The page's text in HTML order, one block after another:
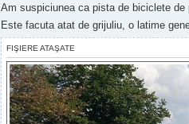
Am suspiciunea ca pista de biciclete
Este facuta atat de grijuliu, o latime
FIŞIERE ATAŞATE